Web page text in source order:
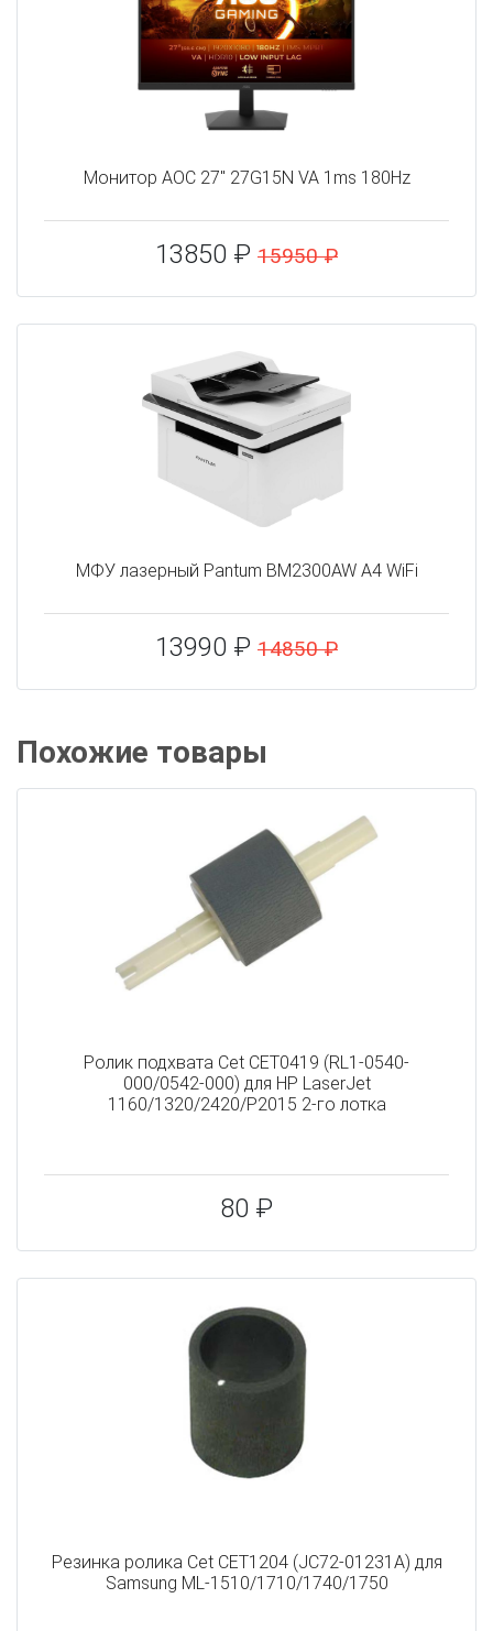
Монитор AOC 27" 27G15N VA 1ms 180Hz
13850 ₽ 15950 ₽
МФУ лазерный Pantum BM2300AW A4 WiFi
13990 ₽ 14850 ₽
Похожие товары
Ролик подхвата Cet CET0419 (RL1-0540-
000/0542-000) для HP LaserJet
1160/1320/2420/P2015 2-го лотка
80 ₽
Резинка ролика Cet CET1204 (JC72-01231A) для
Samsung ML-1510/1710/1740/1750